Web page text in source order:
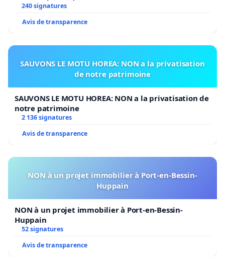
240 signatures
Avis de transparence
SAUVONS LE MOTU HOREA: NON a la privatisation
de notre patrimoine
SAUVONS LE MOTU HOREA: NON a la privatisation de
notre patrimoine
2 136 signatures
Avis de transparence
NON à un projet immobilier à Port-en-Bessin-
Huppain
NON à un projet immobilier à Port-en-Bessin-
Huppain
52 signatures
Avis de transparence